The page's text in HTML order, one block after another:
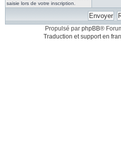
saisie lors de votre inscription.
Propulsé par phpBB®
Traduction et support en